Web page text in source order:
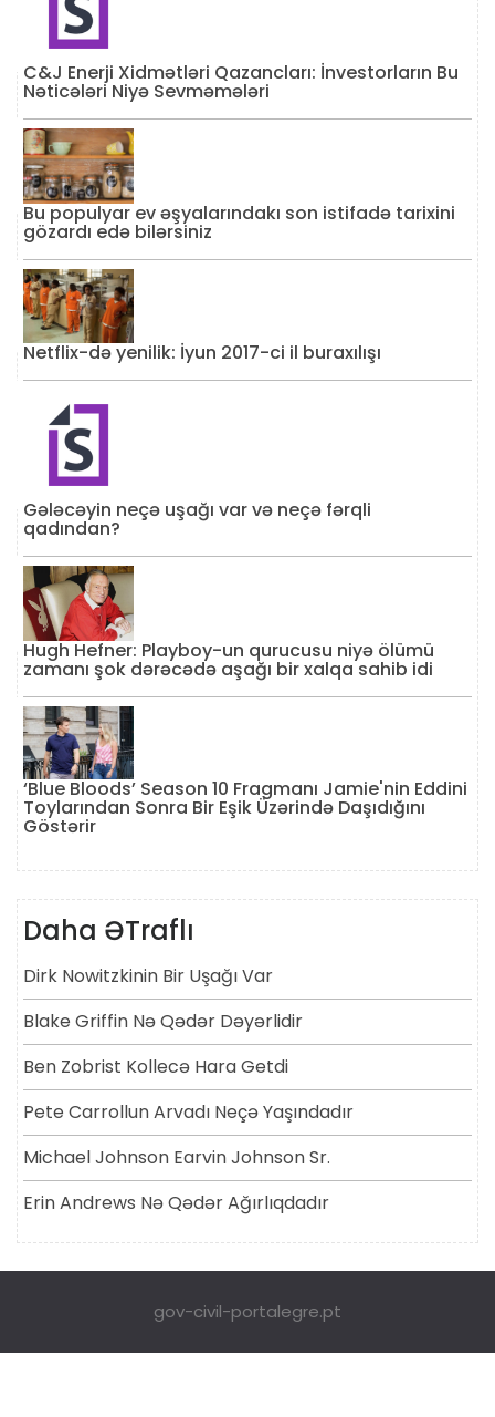
C&J Enerji Xidmətləri Qazancları: İnvestorların Bu
Nəticələri Niyə Sevməmələri
Bu populyar ev əşyalarındakı son istifadə tarixini
gözardı edə bilərsiniz
Netflix-də yenilik: İyun 2017-ci il buraxılışı
Gələcəyin neçə uşağı var və neçə fərqli
qadından?
Hugh Hefner: Playboy-un qurucusu niyə ölümü
zamanı şok dərəcədə aşağı bir xalqa sahib idi
‘Blue Bloods’ Season 10 Fragmanı Jamie'nin Eddini
Toylarından Sonra Bir Eşik Üzərində Daşıdığını
Göstərir
Daha ƏTraflı
Dirk Nowitzkinin Bir Uşağı Var
Blake Griffin Nə Qədər Dəyərlidir
Ben Zobrist Kollecə Hara Getdi
Pete Carrollun Arvadı Neçə Yaşındadır
Michael Johnson Earvin Johnson Sr.
Erin Andrews Nə Qədər Ağırlıqdadır
gov-civil-portalegre.pt